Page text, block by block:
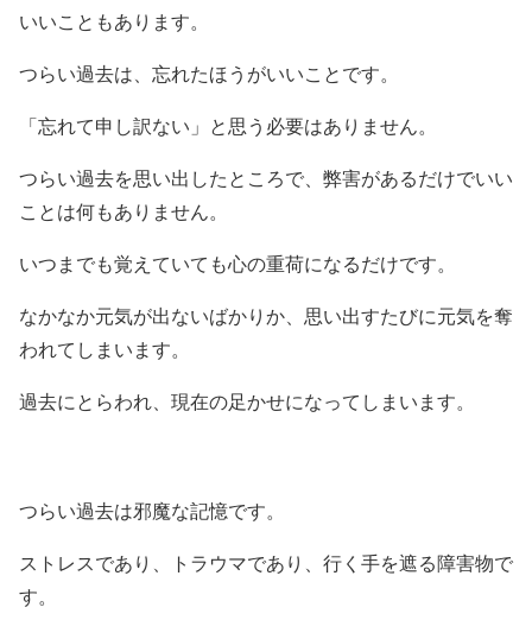
いいこともあります。
つらい過去は、忘れたほうがいいことです。
「忘れて申し訳ない」と思う必要はありません。
つらい過去を思い出したところで、弊害があるだけでいい
ことは何もありません。
いつまでも覚えていても心の重荷になるだけです。
なかなか元気が出ないばかりか、思い出すたびに元気を奪
われてしまいます。
過去にとらわれ、現在の足かせになってしまいます。
つらい過去は邪魔な記憶です。
ストレスであり、トラウマであり、行く手を遮る障害物で
す。